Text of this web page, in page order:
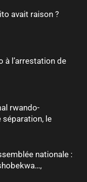
avait raison ?
à l’arrestation de
rwando-
séparation, le
nationale :